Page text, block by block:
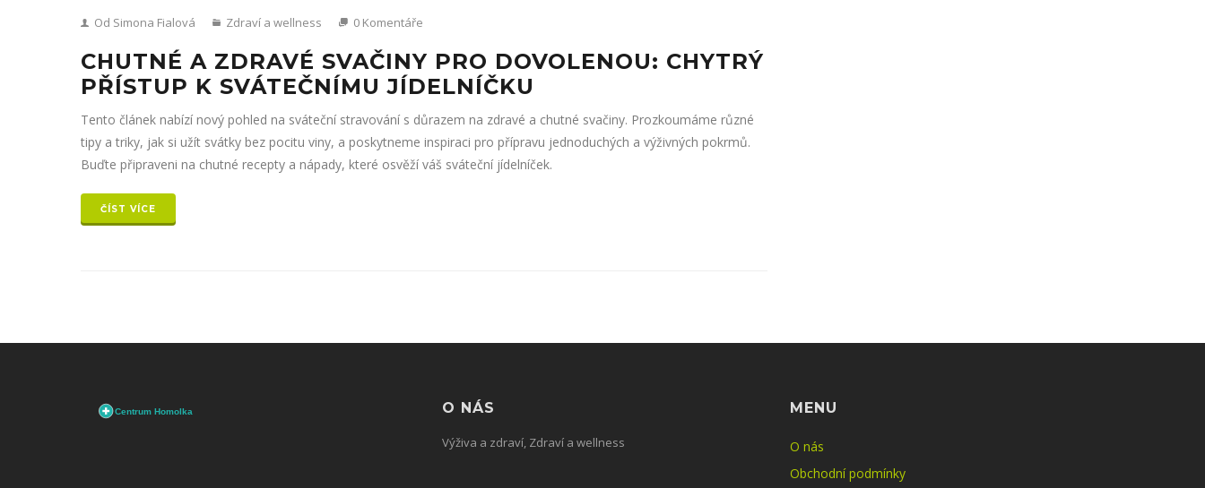
Od Simona Fialová Zdraví a wellness 0 Komentáře
CHUTNÉ A ZDRAVÉ SVAČINY PRO DOVOLENOU: CHYTRÝ
PŘÍSTUP K SVÁTEČNÍMU JÍDELNÍČKU
Tento článek nabízí nový pohled na sváteční stravování s důrazem na zdravé a chutné svačiny. Prozkoumáme různé
tipy a triky, jak si užít svátky bez pocitu viny, a poskytneme inspiraci pro přípravu jednoduchých a výživných pokrmů.
Buďte připraveni na chutné recepty a nápady, které osvěží váš sváteční jídelníček.
ČÍST VÍCE
O NÁS
Výživa a zdraví, Zdraví a wellness
MENU
O nás
Obchodní podmínky